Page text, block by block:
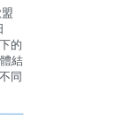
的
結
同